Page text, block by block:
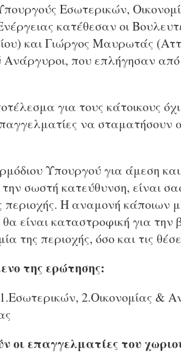
Εσωτερικών,
κατέθεσαν οι
και Γιώργος Μαυρωτάς
που επλήγησαν
για τους κάτοικους
να σταματήσουν
Υπουργού για άμεση
σωστή κατεύθυνση, είναι
περιοχής. Η αναμονή κάποιων
είναι καταστροφική για την
της περιοχής, όσο και τις
της ερώτησης:
2.Οικονομίας &
επαγγελματίες του